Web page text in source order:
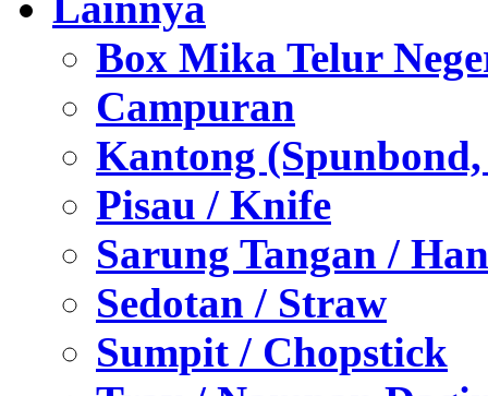
Box Mika Telur
Campuran
Kantong
Pisau / Knife
Sarung Tangan /
Sedotan / Straw
Sumpit / Chopstick